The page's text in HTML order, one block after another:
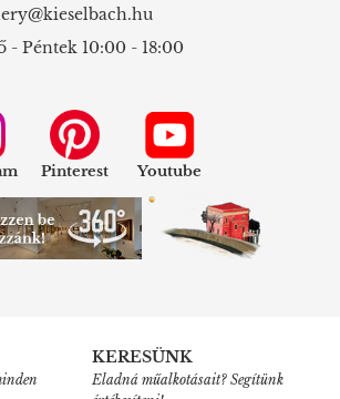
Péntek 10:00 - 18:00
Pinterest Youtube
KERESÜNK
Eladná műalkotásait? Segítünk